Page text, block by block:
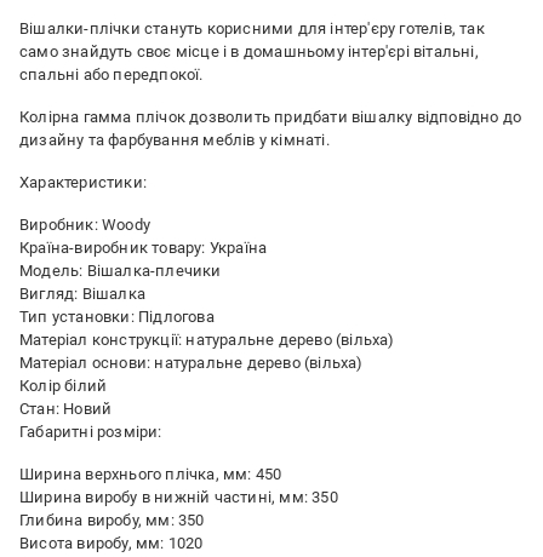
Вішалки-плічки стануть корисними для інтер'єру готелів, так
само знайдуть своє місце і в домашньому інтер'єрі вітальні,
спальні або передпокої.
Колірна гамма плічок дозволить придбати вішалку відповідно до
дизайну та фарбування меблів у кімнаті.
Характеристики:
Виробник: Woody
Країна-виробник товару: Україна
Модель: Вішалка-плечики
Вигляд: Вішалка
Тип установки: Підлогова
Матеріал конструкції: натуральне дерево (вільха)
Матеріал основи: натуральне дерево (вільха)
Колір білий
Стан: Новий
Габаритні розміри:
Ширина верхнього плічка, мм: 450
Ширина виробу в нижній частині, мм: 350
Глибина виробу, мм: 350
Висота виробу, мм: 1020